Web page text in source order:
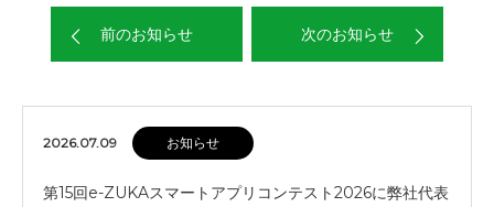
前のお知らせ 次のお知らせ
2026.07.09 お知らせ
第15回e-ZUKAスマートアプリコンテスト2026に弊社代表